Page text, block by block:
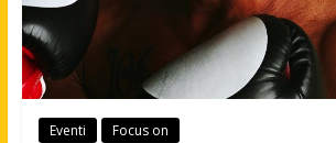
Eventi Focus on